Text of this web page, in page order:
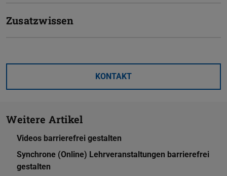
Zusatzwissen
KONTAKT
Weitere Artikel
Videos barrierefrei gestalten
Synchrone (Online) Lehrveranstaltungen barrierefrei
gestalten